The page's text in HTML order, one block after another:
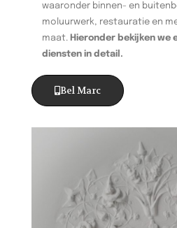
waaronder binnen- en
moluurwerk, restauratie en
maat. Hieronder bekijken we
diensten in detail.
Bel Marc